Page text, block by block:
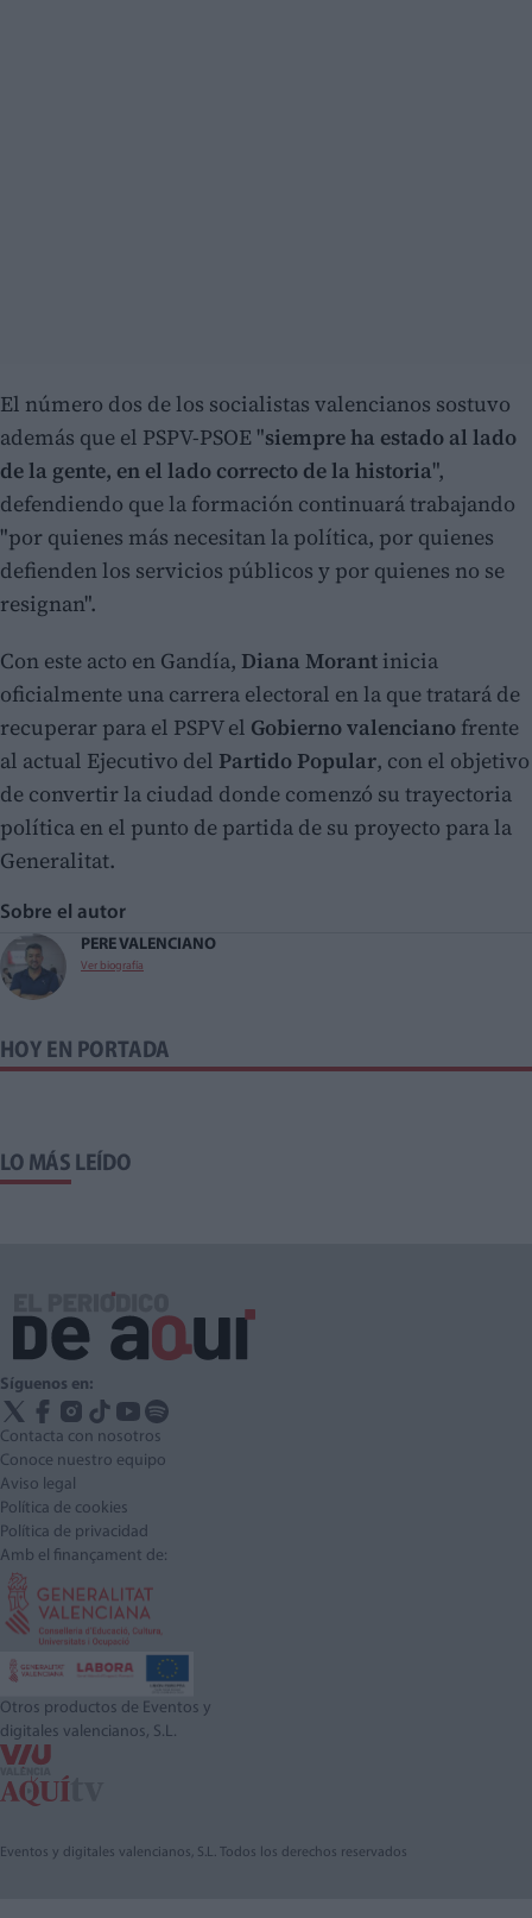
El número dos de los socialistas valencianos sostuvo
además que el PSPV-PSOE "siempre ha estado al lado
de la gente, en el lado correcto de la historia",
defendiendo que la formación continuará trabajando
"por quienes más necesitan la política, por quienes
defienden los servicios públicos y por quienes no se
resignan".
Con este acto en Gandía, Diana Morant inicia
oficialmente una carrera electoral en la que tratará de
recuperar para el PSPV el Gobierno valenciano frente
al actual Ejecutivo del Partido Popular, con el objetivo
de convertir la ciudad donde comenzó su trayectoria
política en el punto de partida de su proyecto para la
Generalitat.
Sobre el autor
PERE VALENCIANO
Ver biografía
HOY EN PORTADA
LO MÁS LEÍDO
Síguenos en:
Contacta con nosotros
Conoce nuestro equipo
Aviso legal
Política de cookies
Política de privacidad
Amb el finançament de:
Otros productos de Eventos y
digitales valencianos, S.L.
Eventos y digitales valencianos, S.L. Todos los derechos reservados